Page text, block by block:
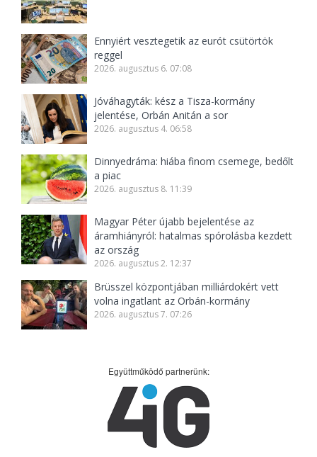
Ennyiért vesztegetik az eurót csütörtök
reggel
2026. augusztus 6. 07:08
Jóváhagyták: kész a Tisza-kormány
jelentése, Orbán Anitán a sor
2026. augusztus 4. 06:58
Dinnyedráma: hiába finom csemege, bedőlt
a piac
2026. augusztus 8. 11:39
Magyar Péter újabb bejelentése az
áramhiányról: hatalmas spórolásba kezdett
az ország
2026. augusztus 2. 12:37
Brüsszel központjában milliárdokért vett
volna ingatlant az Orbán-kormány
2026. augusztus 7. 07:26
Együttműködő partnerünk: